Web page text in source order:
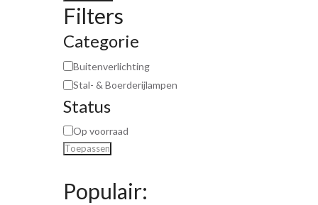
Filters
Categorie
Buitenverlichting
Stal- & Boerderijlampen
Status
Op voorraad
Toepassen
Populair: